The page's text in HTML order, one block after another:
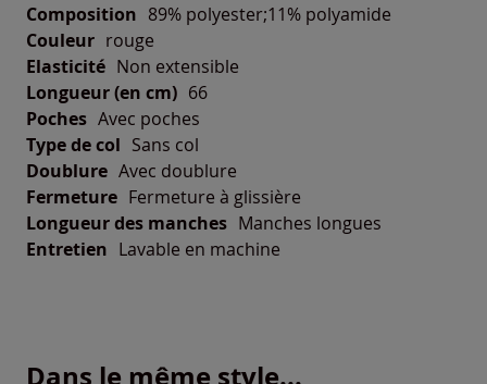
Composition 89% polyester;11% polyamide
Couleur rouge
Elasticité Non extensible
Longueur (en cm) 66
Poches Avec poches
Type de col Sans col
Doublure Avec doublure
Fermeture Fermeture à glissière
Longueur des manches Manches longues
Entretien Lavable en machine
Dans le même style...